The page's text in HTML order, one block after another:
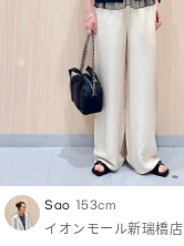
Sao 153cm
イオンモール新瑞橋店